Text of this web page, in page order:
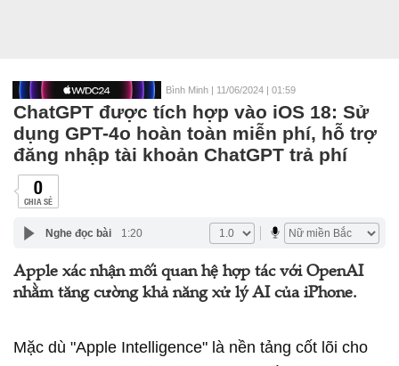
Bình Minh | 11/06/2024 | 01:59
ChatGPT được tích hợp vào iOS 18: Sử
dụng GPT-4o hoàn toàn miễn phí, hỗ trợ
đăng nhập tài khoản ChatGPT trả phí
0
CHIA SẺ
Nghe đọc bài 1:20
Apple xác nhận mối quan hệ hợp tác với OpenAI
nhằm tăng cường khả năng xử lý AI của iPhone.
Mặc dù "Apple Intelligence" là nền tảng cốt lõi cho